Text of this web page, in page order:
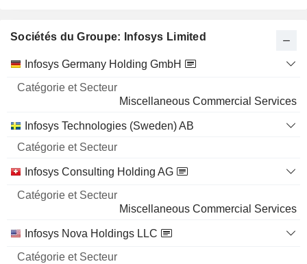
Sociétés du Groupe: Infosys Limited
Nom
Catégorie
Secteur
Infosys Germany Holding GmbH
Miscellaneous Commercial Services
Infosys Technologies (Sweden) AB
Infosys Consulting Holding AG
Miscellaneous Commercial Services
Infosys Nova Holdings LLC